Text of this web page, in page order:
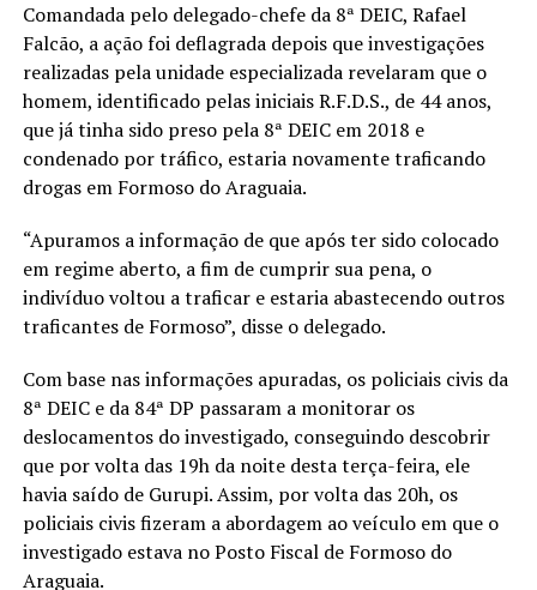
Comandada pelo delegado-chefe da 8ª DEIC, Rafael
Falcão, a ação foi deflagrada depois que investigações
realizadas pela unidade especializada revelaram que o
homem, identificado pelas iniciais R.F.D.S., de 44 anos,
que já tinha sido preso pela 8ª DEIC em 2018 e
condenado por tráfico, estaria novamente traficando
drogas em Formoso do Araguaia.
“Apuramos a informação de que após ter sido colocado
em regime aberto, a fim de cumprir sua pena, o
indivíduo voltou a traficar e estaria abastecendo outros
traficantes de Formoso”, disse o delegado.
Com base nas informações apuradas, os policiais civis da
8ª DEIC e da 84ª DP passaram a monitorar os
deslocamentos do investigado, conseguindo descobrir
que por volta das 19h da noite desta terça-feira, ele
havia saído de Gurupi. Assim, por volta das 20h, os
policiais civis fizeram a abordagem ao veículo em que o
investigado estava no Posto Fiscal de Formoso do
Araguaia.